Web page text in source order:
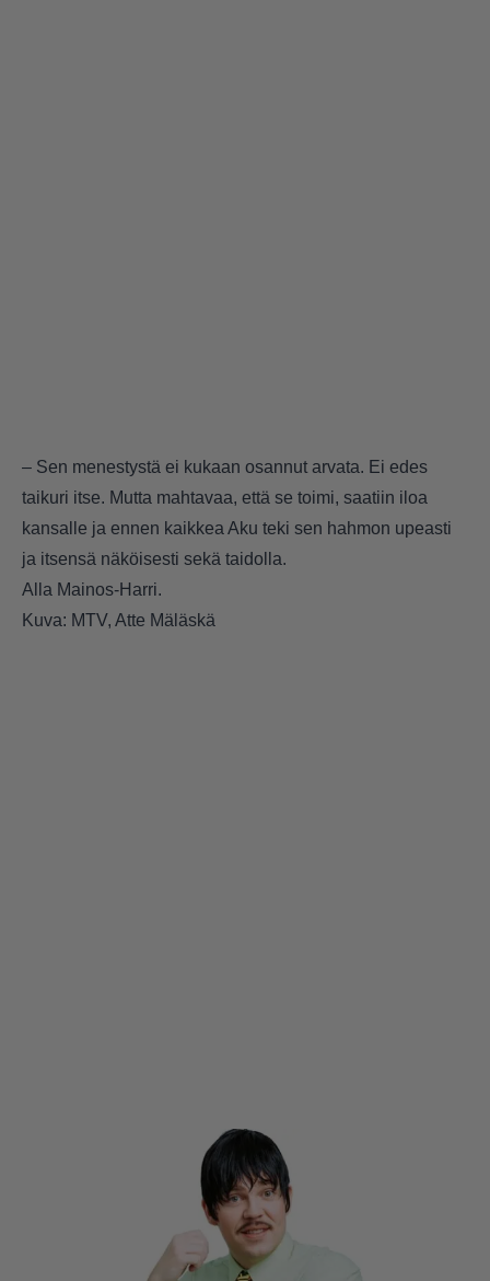
– Sen menestystä ei kukaan osannut arvata. Ei edes
taikuri itse. Mutta mahtavaa, että se toimi, saatiin iloa
kansalle ja ennen kaikkea Aku teki sen hahmon upeasti
ja itsensä näköisesti sekä taidolla.
Alla Mainos-Harri.
Kuva: MTV, Atte Mäläskä